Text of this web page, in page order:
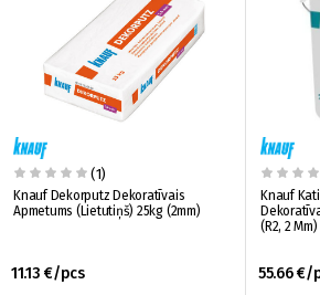
(1)
Knauf Dekorputz Dekoratīvais
Apmetums (Lietutiņš) 25kg (2mm)
11.13 €/pcs
Knauf
(R2, 2 Mm)
55.66 €/